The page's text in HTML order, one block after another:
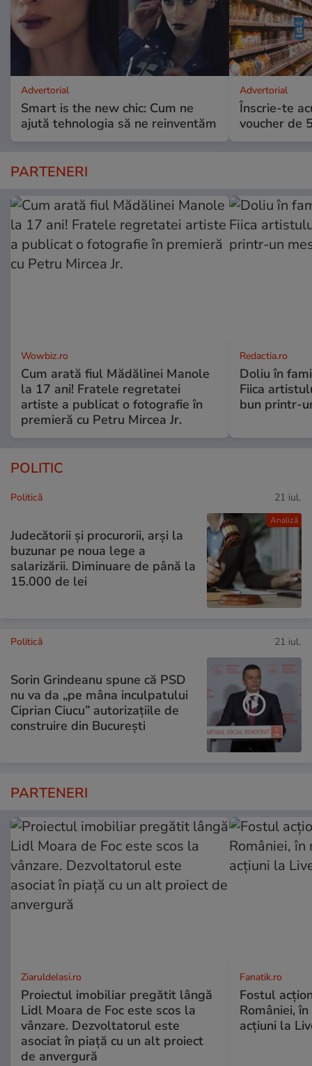
Advertorial
Smart is the new chic: Cum ne
ajută tehnologia să ne reinventăm
Advertorial
Înscrie-te
voucher de
PARTENERI
Wowbiz.ro
Cum arată fiul Mădălinei Manole
la 17 ani! Fratele regretatei
artiste a publicat o fotografie în
premieră cu Petru Mircea Jr.
Redactia.ro
Doliu în
Fiica
bun printr-
POLITIC
Analiză
Politică 21 iul.
Judecătorii și procurorii, arși la
buzunar pe noua lege a
salarizării. Diminuare de până la
15.000 de lei
Politică 21 iul.
Sorin Grindeanu spune că PSD
nu va da „pe mâna inculpatului
Ciprian Ciucu” autorizațiile de
construire din București
PARTENERI
ZiaruldeIasi.ro
Proiectul imobiliar pregătit lângă
Lidl Moara de Foc este scos la
vânzare. Dezvoltatorul este
asociat în piață cu un alt proiect
de anvergură
Fanatik.ro
Fostul
României,
acțiuni la